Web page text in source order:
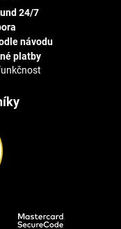
24/7
návodu
platby